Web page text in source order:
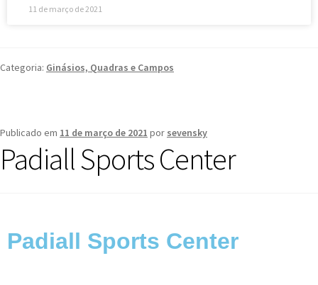
11 de março de 2021
Categoria: Ginásios, Quadras e Campos
Publicado em 11 de março de 2021 por sevensky
Padiall Sports Center
Padiall Sports Center